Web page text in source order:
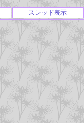
スレッド表示